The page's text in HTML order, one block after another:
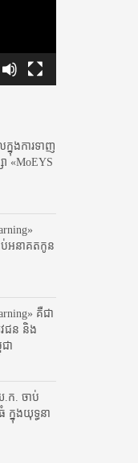
នុងការ​ទាញ​
«MoEYS
ាប់អនាគតកូន
គឺជា
វជន និង
ា
.ក. ចាប់
ក្នុងយុទ្ធនា